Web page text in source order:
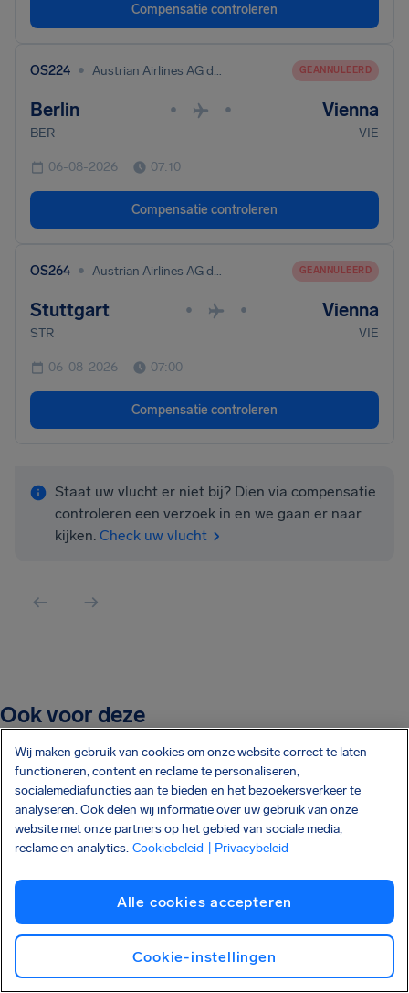
Compensatie controleren
OS224 • Austrian Airlines AG dba Austrian GEANNULEERD
Berlin • • Vienna
BER VIE
06-08-2026 07:10
Compensatie controleren
OS264 • Austrian Airlines AG dba Austrian GEANNULEERD
Stuttgart • • Vienna
STR VIE
06-08-2026 07:00
Compensatie controleren
Staat uw vlucht er niet bij? Dien via compensatie
controleren een verzoek in en we gaan er naar
kijken. Check uw vlucht
Ook voor deze
luchtvaartmaatschappijen regelen we
compensatie:
KLM Airlines
Wizz Air
Turkish Airlines
Wij maken gebruik van cookies om onze website correct te laten
functioneren, content en reclame te personaliseren,
socialemediafuncties aan te bieden en het bezoekersverkeer te
analyseren. Ook delen wij informatie over uw gebruik van onze
website met onze partners op het gebied van sociale media,
reclame en analytics. Cookiebeleid | Privacybeleid
Alle cookies accepteren
Cookie-instellingen